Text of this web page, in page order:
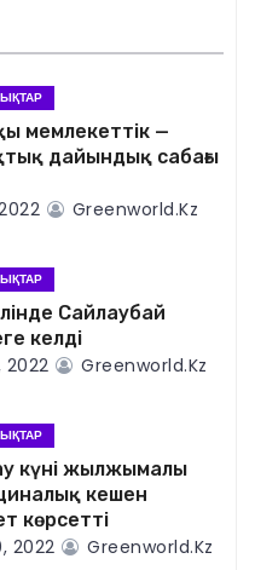
мемлекеттік —
дайындық сабағы
Greenworld.kz
Сайлаубай
келді
2022 Greenworld.kz
күні жылжымалы
кешен
көрсетті
2022 Greenworld.kz